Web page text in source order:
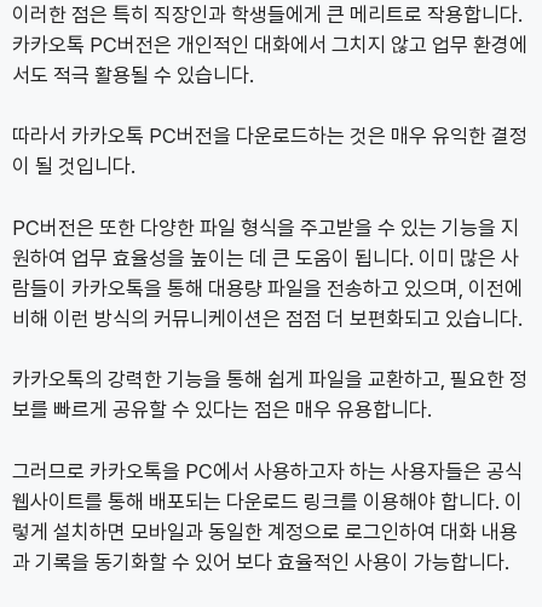
이러한 점은 특히 직장인과 학생들에게 큰 메리트로 작용합니다.
카카오톡 PC버전은 개인적인 대화에서 그치지 않고 업무 환경에
서도 적극 활용될 수 있습니다.
따라서 카카오톡 PC버전을 다운로드하는 것은 매우 유익한 결정
이 될 것입니다.
PC버전은 또한 다양한 파일 형식을 주고받을 수 있는 기능을 지
원하여 업무 효율성을 높이는 데 큰 도움이 됩니다. 이미 많은 사
람들이 카카오톡을 통해 대용량 파일을 전송하고 있으며, 이전에
비해 이런 방식의 커뮤니케이션은 점점 더 보편화되고 있습니다.
카카오톡의 강력한 기능을 통해 쉽게 파일을 교환하고, 필요한 정
보를 빠르게 공유할 수 있다는 점은 매우 유용합니다.
그러므로 카카오톡을 PC에서 사용하고자 하는 사용자들은 공식
웹사이트를 통해 배포되는 다운로드 링크를 이용해야 합니다. 이
렇게 설치하면 모바일과 동일한 계정으로 로그인하여 대화 내용
과 기록을 동기화할 수 있어 보다 효율적인 사용이 가능합니다.